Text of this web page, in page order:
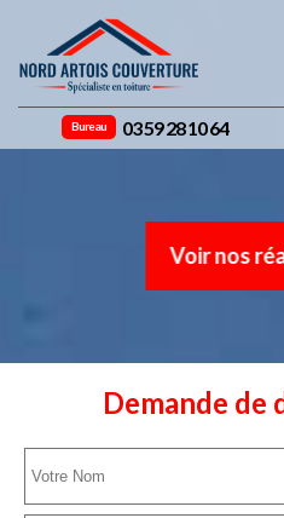
Bureau 03 59 28 10 64
Voir nos
Demande de